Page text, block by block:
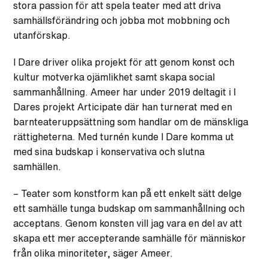
stora passion för att spela teater med att driva
samhällsförändring och jobba mot mobbning och
utanförskap.
I Dare driver olika projekt för att genom konst och
kultur motverka ojämlikhet samt skapa social
sammanhållning. Ameer har under 2019 deltagit i I
Dares projekt Articipate där han turnerat med en
barnteateruppsättning som handlar om de mänskliga
rättigheterna. Med turnén kunde I Dare komma ut
med sina budskap i konservativa och slutna
samhällen.
– Teater som konstform kan på ett enkelt sätt delge
ett samhälle tunga budskap om sammanhållning och
acceptans. Genom konsten vill jag vara en del av att
skapa ett mer accepterande samhälle för människor
från olika minoriteter, säger Ameer.